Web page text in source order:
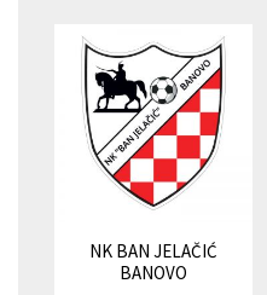
NK BAN JELAČIĆ
BANOVO